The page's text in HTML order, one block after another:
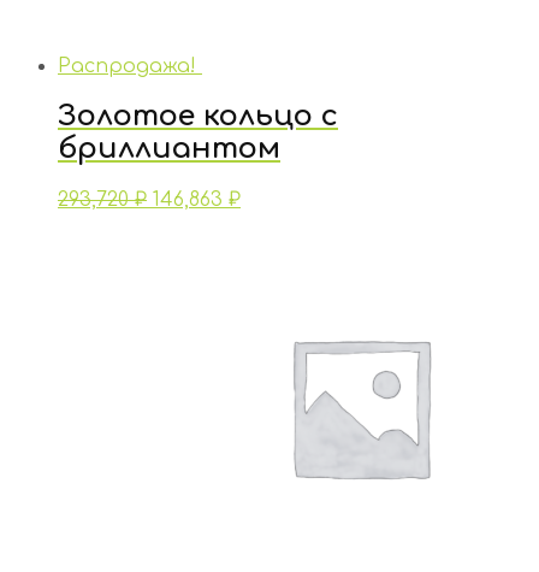
Распродажа!
Золотое кольцо с
бриллиантом
293,720₽ 146,863 ₽